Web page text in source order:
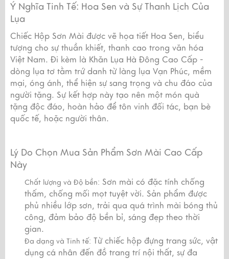
Ý Nghĩa Tinh Tế: Hoa Sen và Sự Thanh Lịch Của
Lụa
Chiếc Hộp Sơn Mài được vẽ họa tiết Hoa Sen, biểu
tượng cho sự thuần khiết, thanh cao trong văn hóa
Việt Nam. Đi kèm là Khăn Lụa Hà Đông Cao Cấp -
dòng lụa tơ tằm trứ danh từ làng lụa Vạn Phúc, mềm
mại, óng ánh, thể hiện sự sang trọng và chu đáo của
người tặng. Sự kết hợp này tạo nên một món quà
tặng độc đáo, hoàn hảo để tôn vinh đối tác, bạn bè
quốc tế, hoặc người thân.
Lý Do Chọn Mua Sản Phẩm Sơn Mài Cao Cấp
Này
Chất lượng và Độ bền: Sơn mài có đặc tính chống
thấm, chống mối mọt tuyệt vời. Sản phẩm được
phủ nhiều lớp sơn, trải qua quá trình mài bóng thủ
công, đảm bảo độ bền bỉ, sáng đẹp theo thời
gian.
Đa dạng và Tinh tế: Từ chiếc hộp đựng trang sức, vật
dụng cá nhân đến đồ trang trí nội thất, sự đa